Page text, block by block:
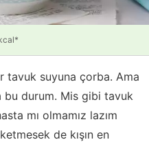
tavuk suyuna çorba. Ama
bu durum. Mis gibi tavuk
mı olmamız lazım
de kışın en